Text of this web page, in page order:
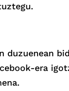
duzuenean
era